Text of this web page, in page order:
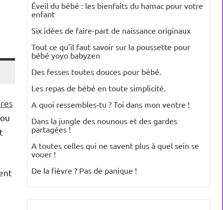
Éveil du bébé : les bienfaits du hamac pour votre
enfant
Six idées de faire-part de naissance originaux
Tout ce qu’il faut savoir sur la poussette pour
bébé yoyo babyzen
Des fesses toutes douces pour bébé.
Les repas de bébé en toute simplicité.
A quoi ressembles-tu ? Toi dans mon ventre !
Dans la jungle des nounous et des gardes
partagées !
A toutes celles qui ne savent plus à quel sein se
vouer !
De la fièvre ? Pas de panique !